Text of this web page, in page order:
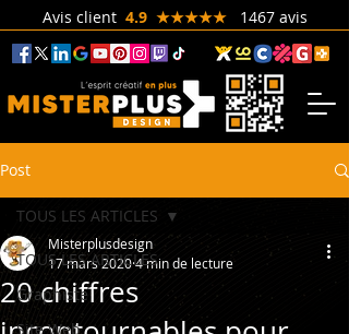
Avis client 4.9 ★★★★★ 1467 avis
Post
TOUS LES ARTICLES
Graphiste
Site Web
TOUS LES ARTICLES
20 chiffres
Misterplusdesign
17 mars 20204 min de lecture